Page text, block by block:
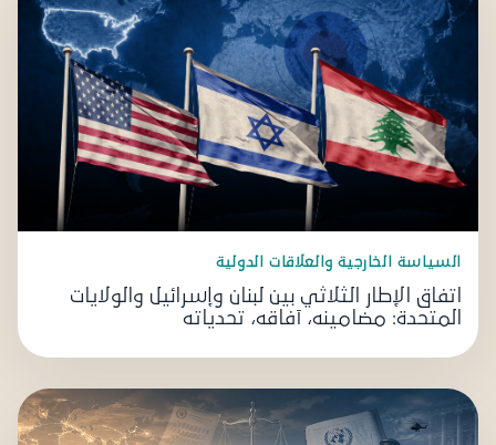
السياسة الخارجية والعلاقات الدولية
اتفاق الإطار الثلاثي بين لبنان وإسرائيل والولايات
المتحدة: مضامينه، آفاقه، تحدياته